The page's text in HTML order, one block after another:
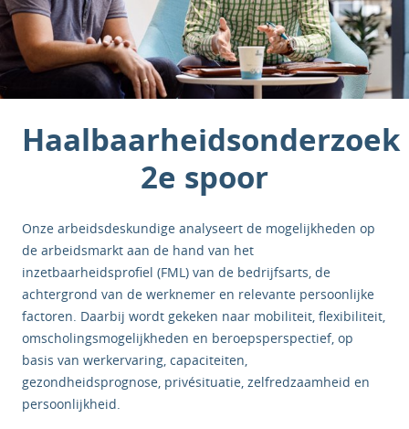
Haalbaarheidsonderzoek
2e spoor
Onze arbeidsdeskundige analyseert de mogelijkheden op
de arbeidsmarkt aan de hand van het
inzetbaarheidsprofiel (FML) van de bedrijfsarts, de
achtergrond van de werknemer en relevante persoonlijke
factoren. Daarbij wordt gekeken naar mobiliteit, flexibiliteit,
omscholingsmogelijkheden en beroepsperspectief, op
basis van werkervaring, capaciteiten,
gezondheidsprognose, privésituatie, zelfredzaamheid en
persoonlijkheid.